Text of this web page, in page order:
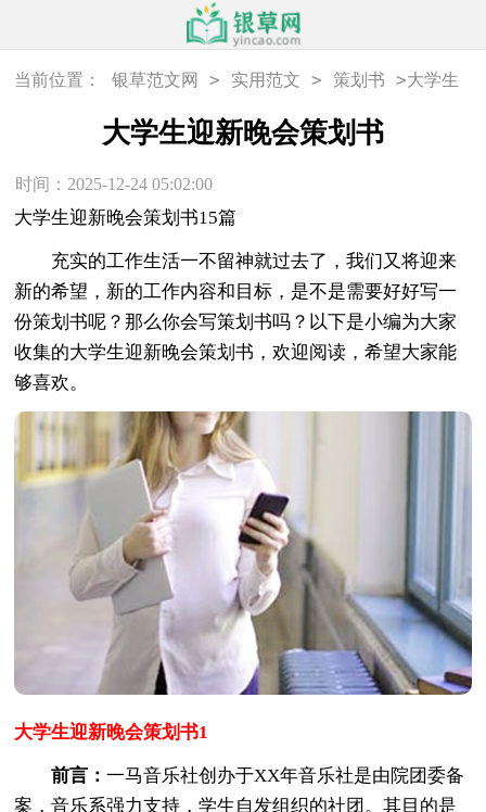
当前位置： 银草范文网 > 实用范文 > 策划书 >大学生
迎新晚会策划书
大学生迎新晚会策划书
时间：2025-12-24 05:02:00
大学生迎新晚会策划书15篇
充实的工作生活一不留神就过去了，我们又将迎来
新的希望，新的工作内容和目标，是不是需要好好写一
份策划书呢？那么你会写策划书吗？以下是小编为大家
收集的大学生迎新晚会策划书，欢迎阅读，希望大家能
够喜欢。
大学生迎新晚会策划书1
前言：一马音乐社创办于XX年音乐社是由院团委备
案，音乐系强力支持，学生自发组织的社团。其目的是